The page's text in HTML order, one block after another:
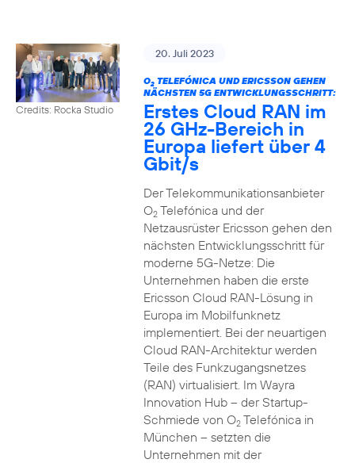
Credits: Rocka Studio
20. Juli 2023
O2TELEFÓNICA UND ERICSSON GEHEN
NÄCHSTEN 5G ENTWICKLUNGSSCHRITT:
Erstes Cloud RAN im
26 GHz-Bereich in
Europa liefert über 4
Gbit/s
Der Telekommunikationsanbieter
O2Telefónica und der
Netzausrüster Ericsson gehen den
nächsten Entwicklungsschritt für
moderne 5G-Netze: Die
Unternehmen haben die erste
Ericsson Cloud RAN-Lösung in
Europa im Mobilfunknetz
implementiert. Bei der neuartigen
Cloud RAN-Architektur werden
Teile des Funkzugangsnetzes
(RAN) virtualisiert. Im Wayra
Innovation Hub – der Startup-
Schmiede von O2Telefónica in
München – setzten die
Unternehmen mit der